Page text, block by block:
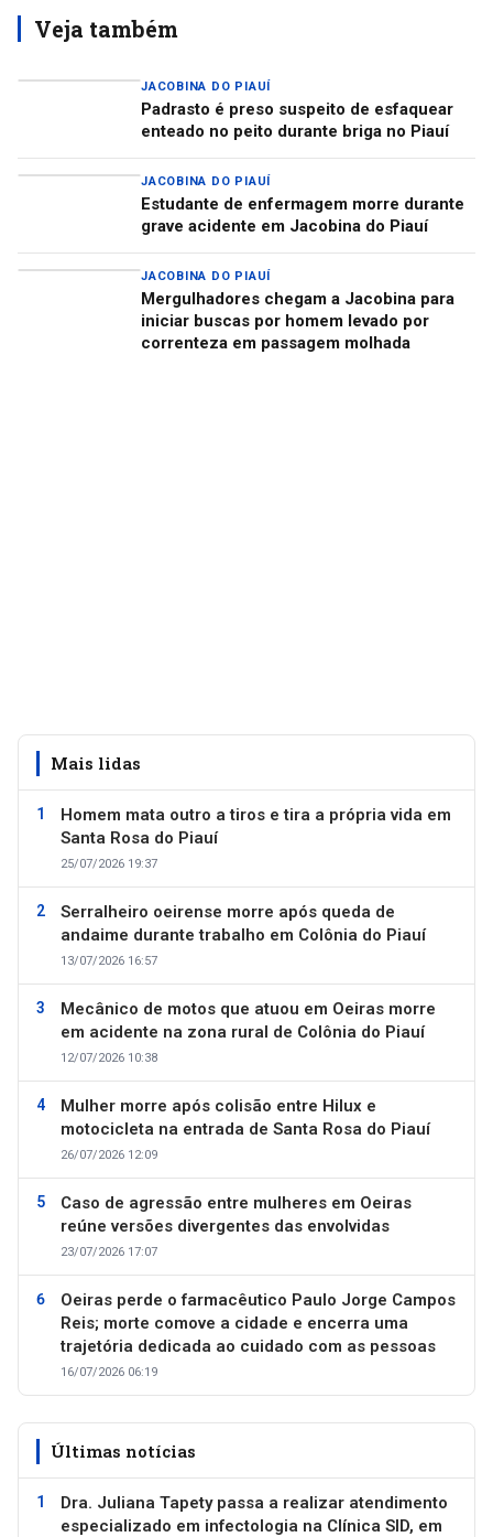
Veja também
JACOBINA DO PIAUÍ
Padrasto é preso suspeito de esfaquear
enteado no peito durante briga no Piauí
JACOBINA DO PIAUÍ
Estudante de enfermagem morre durante
grave acidente em Jacobina do Piauí
JACOBINA DO PIAUÍ
Mergulhadores chegam a Jacobina para
iniciar buscas por homem levado por
correnteza em passagem molhada
Mais lidas
Homem mata outro a tiros e tira a própria vida em
Santa Rosa do Piauí
25/07/2026 19:37
Serralheiro oeirense morre após queda de
andaime durante trabalho em Colônia do Piauí
13/07/2026 16:57
Mecânico de motos que atuou em Oeiras morre
em acidente na zona rural de Colônia do Piauí
12/07/2026 10:38
Mulher morre após colisão entre Hilux e
motocicleta na entrada de Santa Rosa do Piauí
26/07/2026 12:09
Caso de agressão entre mulheres em Oeiras
reúne versões divergentes das envolvidas
23/07/2026 17:07
Oeiras perde o farmacêutico Paulo Jorge Campos
Reis; morte comove a cidade e encerra uma
trajetória dedicada ao cuidado com as pessoas
16/07/2026 06:19
Últimas notícias
Dra. Juliana Tapety passa a realizar atendimento
especializado em infectologia na Clínica SID, em